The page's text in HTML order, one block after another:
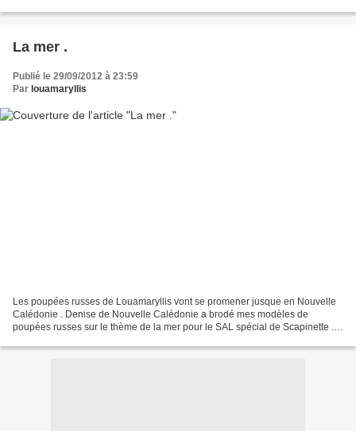
La mer .
Publié le 29/09/2012 à 23:59
Par louamaryllis
Les poupées russes de Louamaryllis vont se promener jusque en Nouvelle
Calédonie . Denise de Nouvelle Calédonie a brodé mes modèles de
poupées russes sur le thème de la mer pour le SAL spécial de Scapinette .